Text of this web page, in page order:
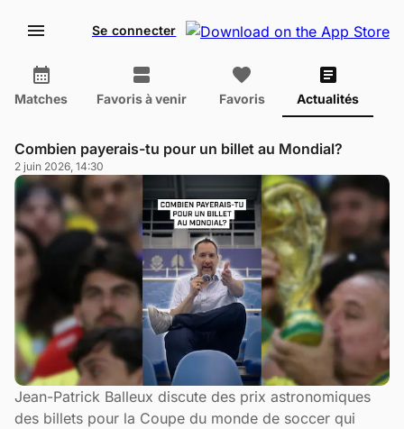
Se connecter
Matches Favoris à venir Favoris Actualités
Combien payerais-tu pour un billet au Mondial?
2 juin 2026, 14:30
Jean-Patrick Balleux discute des prix astronomiques
des billets pour la Coupe du monde de soccer qui